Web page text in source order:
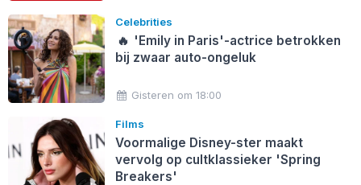
Celebrities
🔥 'Emily in Paris'-actrice betrokken
bij zwaar auto-ongeluk
Gisteren om 18:00
Films
Voormalige Disney-ster maakt
vervolg op cultklassieker 'Spring
Breakers'